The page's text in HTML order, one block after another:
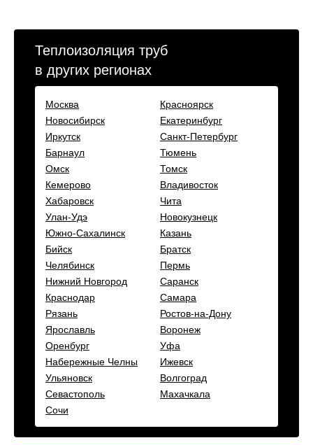
Теплоизоляция труб
в других регионах
Москва
Красноярск
Новосибирск
Екатеринбург
Иркутск
Санкт-Петербург
Барнаул
Тюмень
Омск
Томск
Кемерово
Владивосток
Хабаровск
Чита
Улан-Удэ
Новокузнецк
Южно-Сахалинск
Казань
Бийск
Братск
Челябинск
Пермь
Нижний Новгород
Саранск
Краснодар
Самара
Рязань
Ростов-на-Дону
Ярославль
Воронеж
Оренбург
Уфа
Набережные Челны
Ижевск
Ульяновск
Волгоград
Севастополь
Махачкала
Сочи